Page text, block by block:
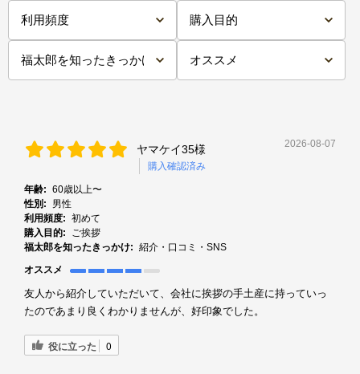
ヤマケイ35様
購入確認済み
2026-08-07
年齢: 60歳以上〜
性別:
男性
利用頻度: 初めて
購入目的:
ご挨拶
福太郎を知ったきっかけ: 紹介・口コミ・SNS
オススメ
友人から紹介していただいて、会社に挨拶の手土産に持っていっ
たのであまり良くわかりませんが、好印象でした。
役に立った 0